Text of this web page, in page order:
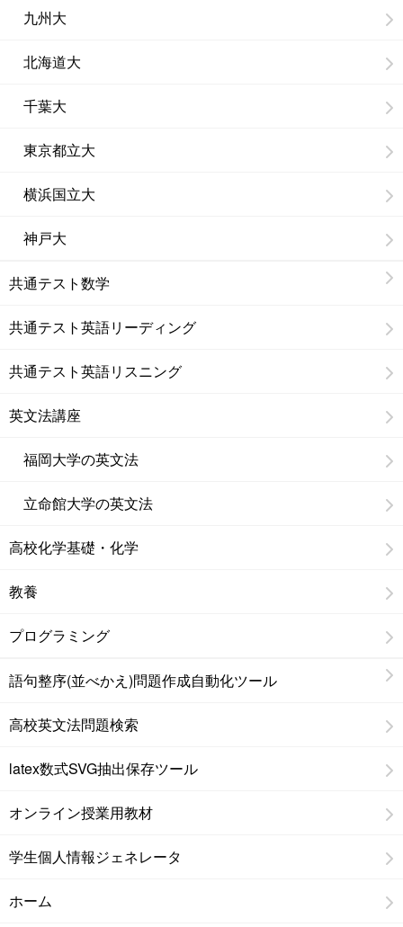
九州大
北海道大
千葉大
東京都立大
横浜国立大
神戸大
共通テスト数学
共通テスト英語リーディング
共通テスト英語リスニング
英文法講座
福岡大学の英文法
立命館大学の英文法
高校化学基礎・化学
教養
プログラミング
語句整序(並べかえ)問題作成自動化ツール
高校英文法問題検索
latex数式SVG抽出保存ツール
オンライン授業用教材
学生個人情報ジェネレータ
ホーム